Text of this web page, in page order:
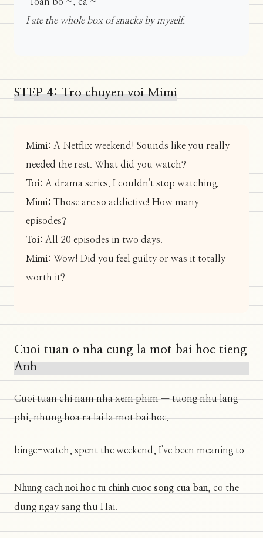
I ate the whole box of snacks by myself.
STEP 4: Tro chuyen voi Mimi
Mimi: A Netflix weekend! Sounds like you really
needed the rest. What did you watch?
Toi: A drama series. I couldn't stop watching.
Mimi: Those are so addictive! How many
episodes?
Toi: All 20 episodes in two days.
Mimi: Wow! Did you feel guilty or was it totally
worth it?
Cuoi tuan o nha cung la mot bai hoc tieng
Anh
Cuoi tuan chi nam nha xem phim — tuong nhu lang
phi, nhung hoa ra lai la mot bai hoc.
binge-watch, spent the weekend, I've been meaning to
—
Nhung cach noi hoc tu chinh cuoc song cua ban , co the
dung ngay sang thu Hai.